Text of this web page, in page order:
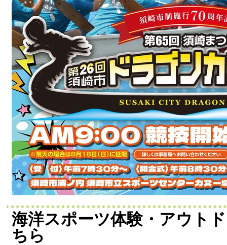
海洋スポーツ体験・アウト
ちら